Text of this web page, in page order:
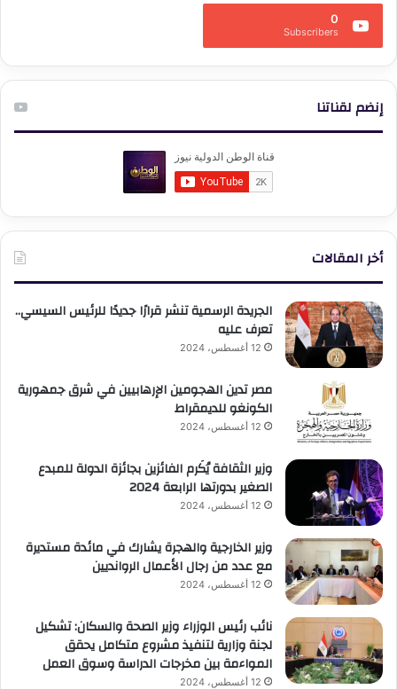
0
Subscribers
إنضم لقناتنا
أخر المقالات
الجريدة الرسمية تنشر قرارًا جديدًا للرئيس السيسي..
تعرف عليه
12 أغسطس، 2024
مصر تدين الهجومين الإرهابيين في شرق جمهورية
الكونغو للديمقراط
12 أغسطس، 2024
وزير الثقافة يُكَرم الفائزين بجائزة الدولة للمبدع
الصغير بدورتها الرابعة 2024
12 أغسطس، 2024
وزير الخارجية والهجرة يشارك في مائدة مستديرة
مع عدد من رجال الأعمال الروانديين
12 أغسطس، 2024
نائب رئيس الوزراء وزير الصحة والسكان: تشكيل
لجنة وزارية لتنفيذ مشروع متكامل يحقق
المواءمة بين مخرجات الدراسة وسوق العمل
12 أغسطس، 2024